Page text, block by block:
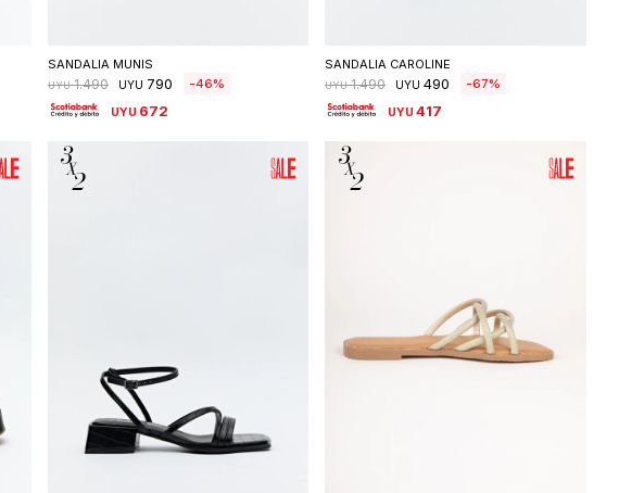
SANDALIA MUNIS
UYU 1.490 UYU 790 46
UYU 672
SANDALIA CAROLINE
UYU 1.490 UYU 490 67
UYU 417